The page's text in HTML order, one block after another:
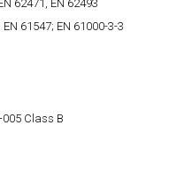
62471, EN 62493
61547; EN 61000-3-3
005 Class B